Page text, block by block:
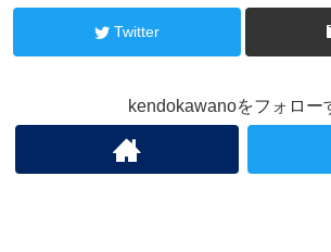
Twitter
kendokawanoをフォロー